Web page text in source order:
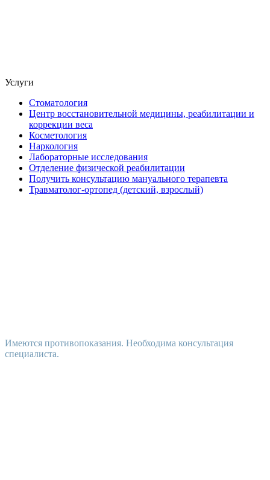
Услуги
Стоматология
Центр восстановительной медицины, реабилитации и
коррекции веса
Косметология
Наркология
Лабораторные исследования
Отделение физической реабилитации
Получить консультацию мануального терапевта
Травматолог-ортопед (детский, взрослый)
Имеются противопоказания. Необходима консультация
специалиста.